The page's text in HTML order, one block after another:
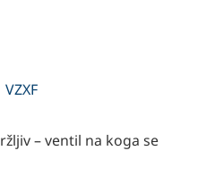
– ventil na koga se